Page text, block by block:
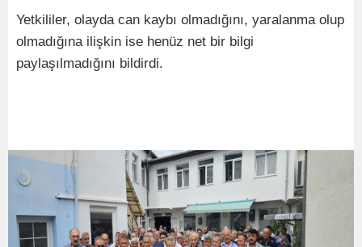
Yetkililer, olayda can kaybı olmadığını, yaralanma olup
olmadığına ilişkin ise henüz net bir bilgi
paylaşılmadığını bildirdi.